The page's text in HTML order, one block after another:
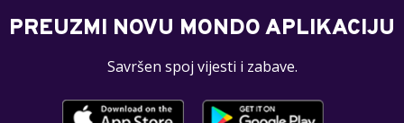
PREUZMI NOVU MONDO APLIKACIJU
Savršen spoj vijesti i zabave.